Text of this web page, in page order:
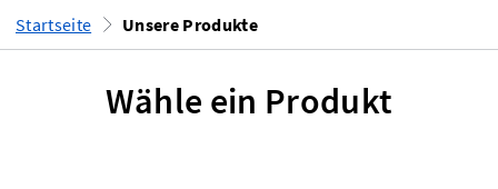
Startseite Unsere Produkte
Wähle ein Produkt